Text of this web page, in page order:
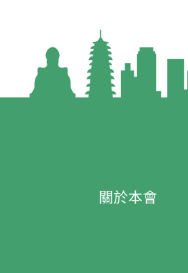
關於本會